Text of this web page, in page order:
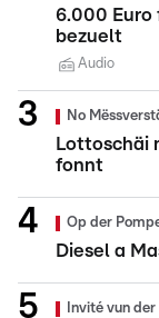
6.000 Euro
bezuelt
Audio
No
Lottoschäi
fonnt
Op der
Diesel a
Invité vun